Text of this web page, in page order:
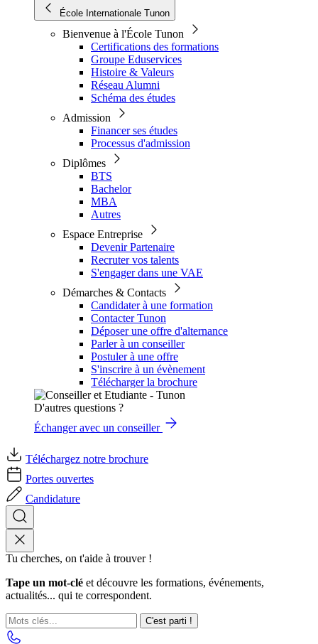
École Internationale Tunon
Bienvenue à l'École Tunon
Certifications des formations
Groupe Eduservices
Histoire & Valeurs
Réseau Alumni
Schéma des études
Admission
Financer ses études
Processus d'admission
Diplômes
BTS
Bachelor
MBA
Autres
Espace Entreprise
Devenir Partenaire
Recruter vos talents
S'engager dans une VAE
Démarches & Contacts
Candidater à une formation
Contacter Tunon
Déposer une offre d'alternance
Parler à un conseiller
Postuler à une offre
S'inscrire à un évènement
Télécharger la brochure
D'autres questions ?
Échanger avec un conseiller
Téléchargez notre brochure
Portes ouvertes
Candidature
Tu cherches, on t'aide à trouver !
Tape un mot-clé et découvre les formations, événements,
actualités... qui te correspondent.
C'est parti !